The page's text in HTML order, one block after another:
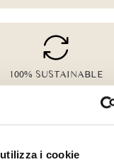
i cookie
100% SUSTAINABLE